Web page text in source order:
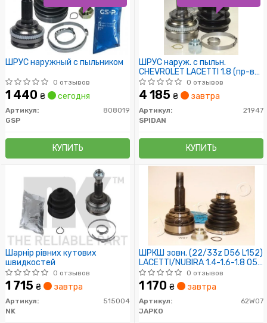
ШРУС наружный с пыльником
0 отзывов
1 440 ₴ сегодня
Артикул:
808019
GSP
КУПИТЬ
ШРУС наруж. с пыльн.
CHEVROLET LACETTI 1.8 (пр-во
GKN)
0 отзывов
4 185 ₴ завтра
Артикул:
21947
SPIDAN
КУПИТЬ
Шарнір рівних кутових
швидкостей
0 отзывов
1 715 ₴ завтра
Артикул:
515004
NK
ШРКШ зовн. (22/33z D56 L152)
LACETTI/NUBIRA 1.4-1.6-1.8 05-
13
0 отзывов
1 170 ₴ завтра
Артикул:
62W07
JAPKO